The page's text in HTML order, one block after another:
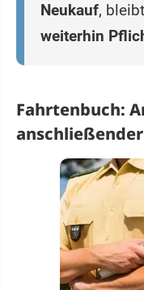
Neukauf,
weiterhin
Fahrtenbuch: